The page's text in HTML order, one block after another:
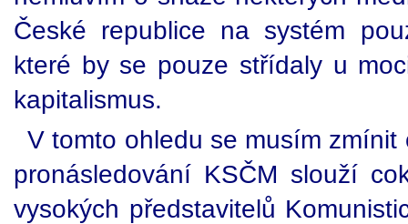
České republice na systém
které by se pouze střídaly u
kapitalismus.
V tomto ohledu se musím
pronásledování KSČM slouží
vysokých představitelů